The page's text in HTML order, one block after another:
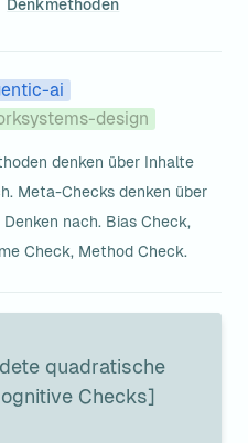
Denkmethoden
ai
design
denken über Inhalte
Meta-Checks denken über
Denken nach. Bias Check,
Check, Method Check.
quadratische
Checks]